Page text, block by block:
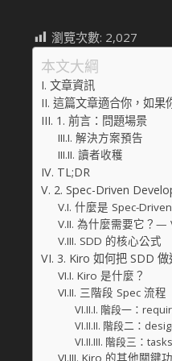
瀏覽次數: 2,027
本文大綱
文章資訊
這篇文章適合你，如果
1. 前言：問題場景
解決方案預告
讀者收穫
TL;DR
2. Spec-Driven
什麼是 Spec-
為什麼需要它？—
SDD 的核心公式
3. Kiro 如何把 SDD 做
Kiro 是什麼？
三階段 Spec 流程
階段一：
階段二：
階段三：
Kiro 的其他關鍵